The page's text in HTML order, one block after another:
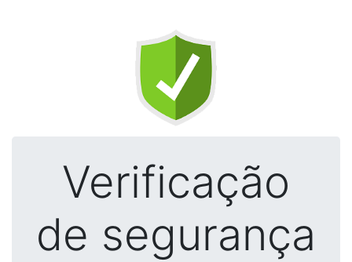
Verificação
de segurança